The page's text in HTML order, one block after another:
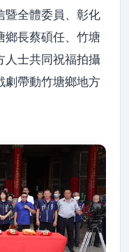
暨全體委員、彰化
鄉長蔡碩任、竹塘
人士共同祝福拍攝
劇帶動竹塘鄉地方